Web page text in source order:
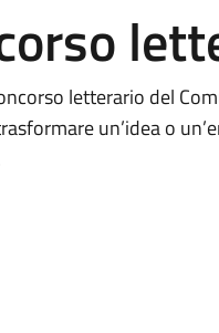
letterario del
un’idea o